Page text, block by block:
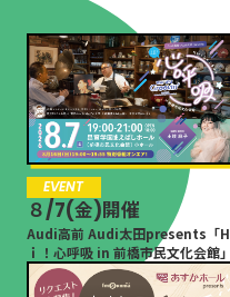
EVENT
８/7(金)開催
Audi高前 Audi太田presents「H
ｉ！心呼吸 in 前橋市民文化会館」